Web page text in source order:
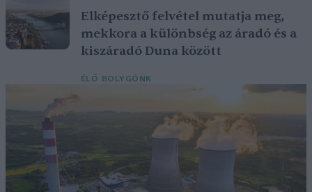
Elképesztő felvétel mutatja meg,
mekkora a különbség az áradó és a
kiszáradó Duna között
ÉLŐ BOLYGÓNK